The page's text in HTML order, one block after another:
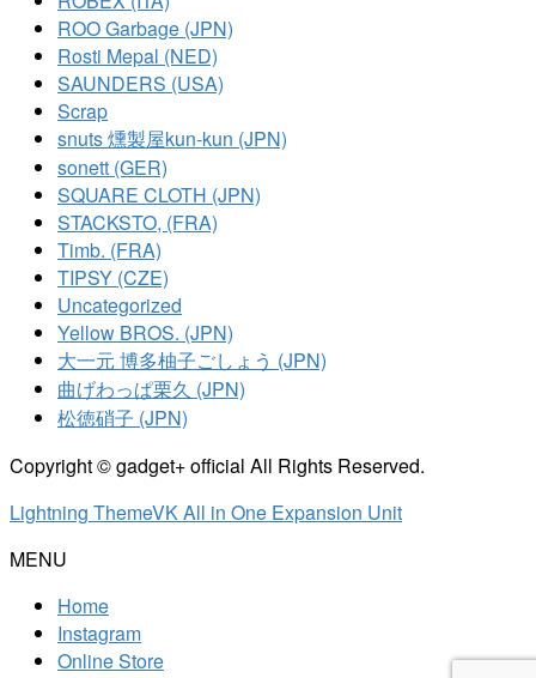
ROO Garbage (JPN)
Rosti Mepal (NED)
SAUNDERS (USA)
Scrap
snuts 燻製屋kun-kun (JPN)
sonett (GER)
SQUARE CLOTH (JPN)
STACKSTO, (FRA)
Timb. (FRA)
TIPSY (CZE)
Uncategorized
Yellow BROS. (JPN)
大一元 博多柚子ごしょう (JPN)
曲げわっぱ栗久 (JPN)
松徳硝子 (JPN)
Copyright © gadget+ official All Rights Reserved.
Lightning ThemeVK All in One Expansion Unit
MENU
Home
Instagram
Online Store